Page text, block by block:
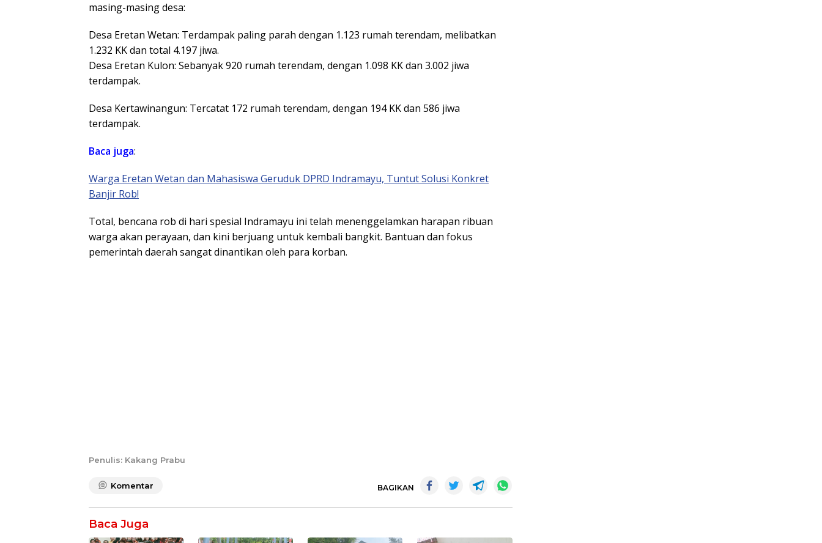
masing-masing desa:
​Desa Eretan Wetan: Terdampak paling parah dengan 1.123 rumah terendam, melibatkan
1.232 KK dan total 4.197 jiwa.
​Desa Eretan Kulon: Sebanyak 920 rumah terendam, dengan 1.098 KK dan 3.002 jiwa
terdampak.
​Desa Kertawinangun: Tercatat 172 rumah terendam, dengan 194 KK dan 586 jiwa
terdampak.
Baca juga:
Warga Eretan Wetan dan Mahasiswa Geruduk DPRD Indramayu, Tuntut Solusi Konkret
Banjir Rob!
​Total, bencana rob di hari spesial Indramayu ini telah menenggelamkan harapan ribuan
warga akan perayaan, dan kini berjuang untuk kembali bangkit. Bantuan dan fokus
pemerintah daerah sangat dinantikan oleh para korban.
Penulis: Kakang Prabu
Komentar BAGIKAN
Baca Juga